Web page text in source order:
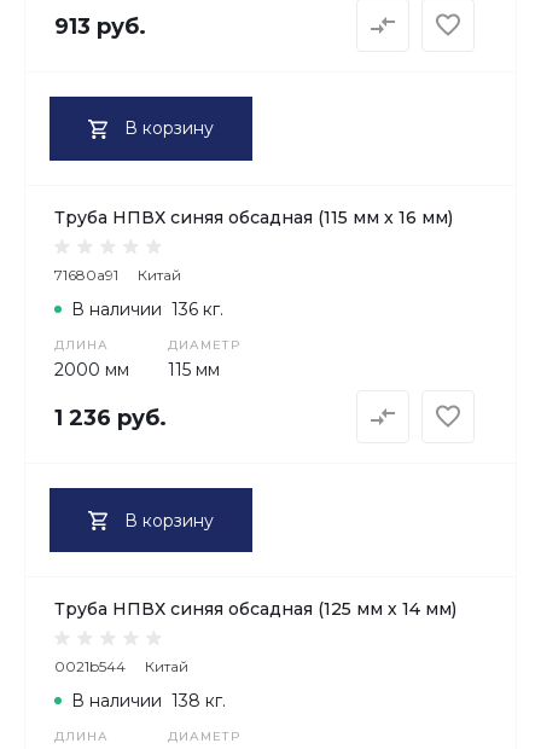
913 руб.
В корзину
Труба НПВХ синяя обсадная (115 мм х 16 мм)
71680a91 Китай
ДЛИНА
2000 мм
ДИАМЕТР
115 мм
В наличии 136 кг.
1 236 руб.
В корзину
Труба НПВХ синяя обсадная (125 мм х 14 мм)
0021b544 Китай
ДЛИНА ДИАМЕТР
В наличии 138 кг.